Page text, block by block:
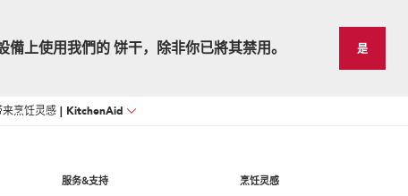
備上使用我們的 饼干，除非你已將其禁用。 是
来烹饪灵感 | KitchenAid
服务&支持 烹饪灵感